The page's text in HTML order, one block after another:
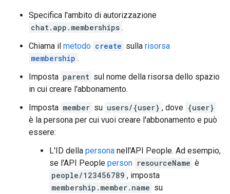
Specifica l'ambito di autorizzazione
chat.app.memberships .
Chiama il metodo create sulla risorsa
membership .
Imposta parent sul nome della risorsa dello spazio
in cui creare l'abbonamento.
Imposta member su users/{user} , dove {user}
è la persona per cui vuoi creare l'abbonamento e può
essere:
L'ID della persona nell'API People. Ad esempio,
se l'API People person resourceName è
people/123456789 , imposta
membership.member.name su